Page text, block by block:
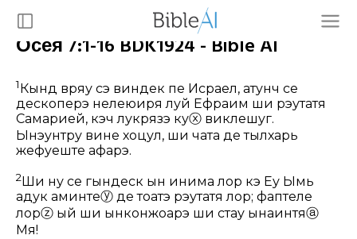
Осея 7:1-16 BDK1924 - Bible AI
1Кынд вряу сэ виндек пе Исраел, атунч се
дескоперэ нелеӂюиря луй Ефраим ши рэутатя
Самарией, кэч лукрязэ куⓧ виклешуг.
Ынэунтру вине хоцул, ши чата де тылхарь
жефуеште афарэ.
2 Ши ну се гындеск ын инима лор кэ Еу Ымь
адук аминтеⓨ де тоатэ рэутатя лор; фаптеле
лорⓩ ый ши ынконжоарэ ши стау ынаинтяⓐ
Мя!